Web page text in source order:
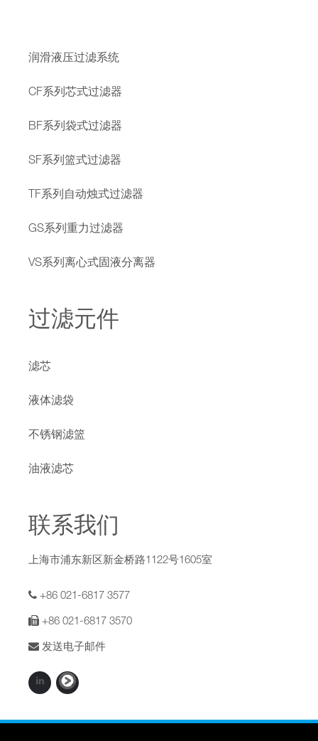
润滑液压过滤系统
CF系列芯式过滤器
BF系列袋式过滤器
SF系列篮式过滤器
TF系列自动烛式过滤器
GS系列重力过滤器
VS系列离心式固液分离器
过滤元件
滤芯
液体滤袋
不锈钢滤篮
油液滤芯
联系我们
上海市浦东新区新金桥路1122号1605室
+86 021-6817 3577
+86 021-6817 3570
发送电子邮件